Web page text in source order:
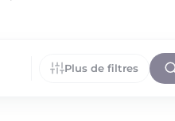
Plus de filtres